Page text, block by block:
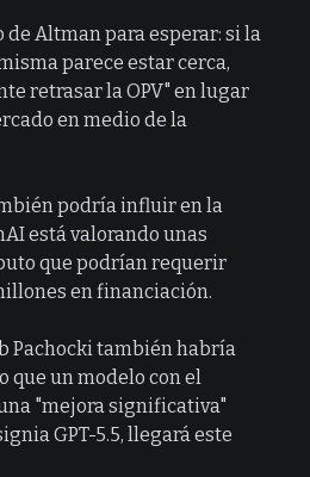
Altman para esperar: si la
parece estar cerca,
retrasar la OPV" en lugar
en medio de la
podría influir en la
está valorando unas
que podrían requerir
en financiación.
Pachocki también habría
que un modelo con el
"mejora significativa"
GPT-5.5, llegará este